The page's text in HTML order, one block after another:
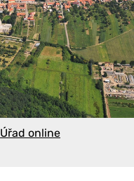
Úřad online